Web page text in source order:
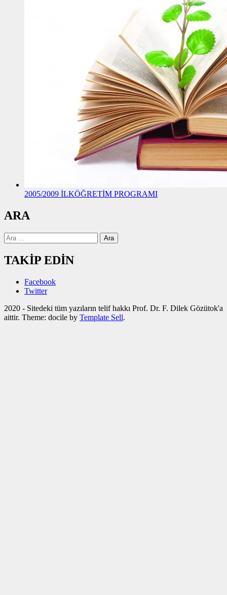
2005/2009 İLKÖĞRETİM PROGRAMI
ARA
Arama:
TAKİP EDİN
Facebook
Twitter
2020 - Sitedeki tüm yazıların telif hakkı Prof. Dr. F. Dilek Gözütok'a
aittir. Theme: docile by Template Sell.